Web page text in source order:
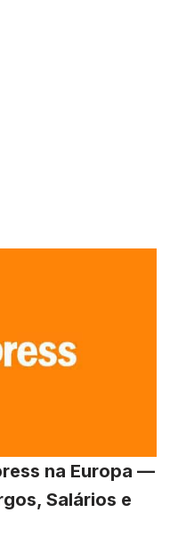
na Europa —
Salários e